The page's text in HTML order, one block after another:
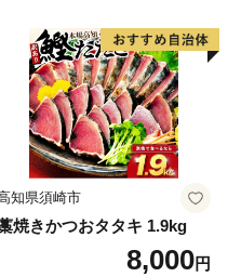
知県須崎市
焼きかつおタタキ 1.9kg
8,000円